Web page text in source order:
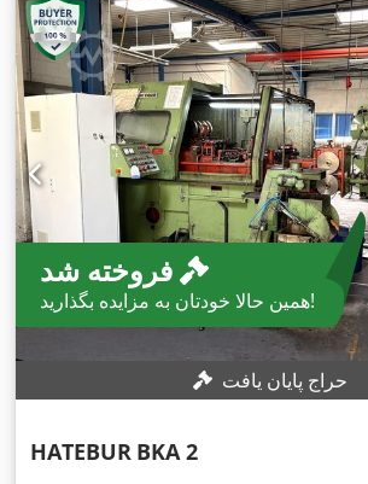
همین حالا خودتان به مزایده بگذارید!
حراج پایان یافت
HATEBUR BKA 2